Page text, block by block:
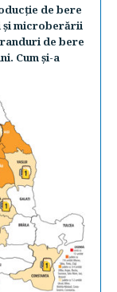
de bere
şi microberării
de bere
Cum şi-a